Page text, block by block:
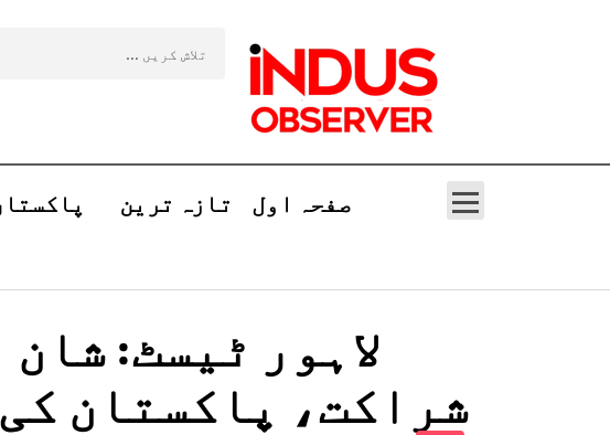
صفحہ اول تازہ ترین
لاہور ٹیسٹ:
شراکت، پاکستان